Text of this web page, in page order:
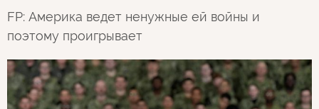
FP: Америка ведет ненужные ей войны и
поэтому проигрывает